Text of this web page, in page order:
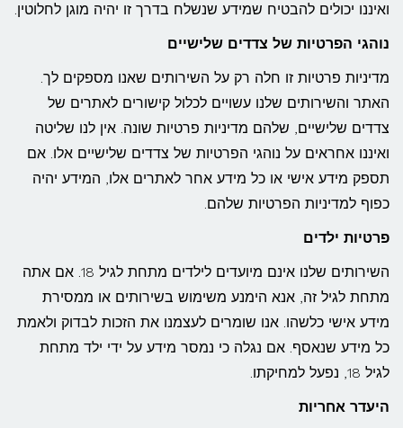
ואיננו יכולים להבטיח שמידע שנשלח בדרך זו יהיה מוגן לחלוטין.
נוהגי הפרטיות של צדדים שלישיים
מדיניות פרטיות זו חלה רק על השירותים שאנו מספקים לך.
האתר והשירותים שלנו עשויים לכלול קישורים לאתרים של
צדדים שלישיים, שלהם מדיניות פרטיות שונה. אין לנו שליטה
ואיננו אחראים על נוהגי הפרטיות של צדדים שלישיים אלו. אם
תספק מידע אישי או כל מידע אחר לאתרים אלו, המידע יהיה
כפוף למדיניות הפרטיות שלהם.
פרטיות ילדים
השירותים שלנו אינם מיועדים לילדים מתחת לגיל 18. אם אתה
מתחת לגיל זה, אנא הימנע משימוש בשירותים או ממסירת
מידע אישי כלשהו. אנו שומרים לעצמנו את הזכות לבדוק ולאמת
כל מידע שנאסף. אם נגלה כי נמסר מידע על ידי ילד מתחת
לגיל 18, נפעל למחיקתו.
היעדר אחריות